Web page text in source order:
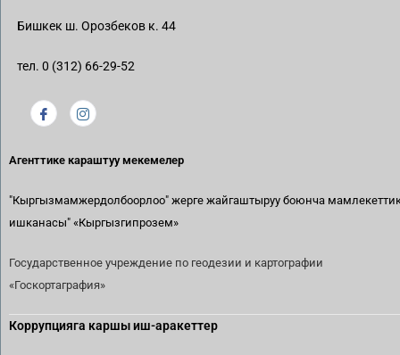
Бишкек ш. Орозбеков к. 44
тел. 0 (312) 66-29-52
Агенттике караштуу мекемелер
"Кыргызмамжердолбоорлоо" жерге жайгаштыруу боюнча
ишканасы" «Кыргызгипрозем»
Государственное учреждение по геодезии и картографии
«Госкортаграфия»
Коррупцияга каршы иш-аракеттер